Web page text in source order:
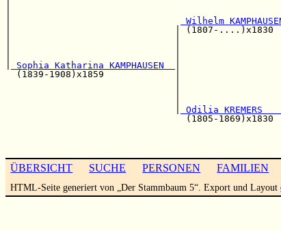
|
Wilhelm
|                              |
|                              |
|                              |
Sophia Katharina KAMPHAUSEN
(1839-1908)x1859
|
|
Odilia
ÜBERSICHT SUCHE PERSONEN FAMILIEN
HTML-Seite generiert von „Der Stammbaum 5“. Export und Layout